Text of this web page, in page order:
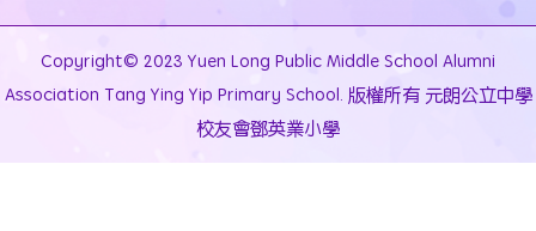
Copyright© 2023 Yuen Long Public Middle School Alumni
Association Tang Ying Yip Primary School. 版權所有 元朗公立中學
校友會鄧英業小學